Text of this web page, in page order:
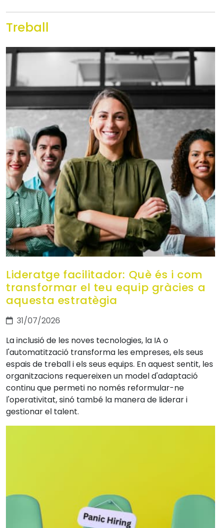
Treball
Lideratge facilitador: Què és i com
transformar el teu equip gràcies a
aquesta estratègia
31/07/2026
La inclusió de les noves tecnologies, la IA o
l'automatització transforma les empreses, els seus
espais de treball i els seus equips. En aquest sentit, les
organitzacions requereixen un model d'adaptació
continu que permeti no només reformular-ne
l'operativitat, sinó també la manera de liderar i
gestionar el talent.